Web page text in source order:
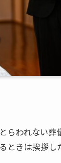
われない葬
きは挨拶し